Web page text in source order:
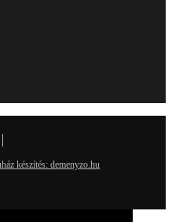
készítés: demenyzo.hu